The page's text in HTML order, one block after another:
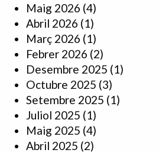
Maig 2026 (4)
Abril 2026 (1)
Març 2026 (1)
Febrer 2026 (2)
Desembre 2025 (1)
Octubre 2025 (3)
Setembre 2025 (1)
Juliol 2025 (1)
Maig 2025 (4)
Abril 2025 (2)